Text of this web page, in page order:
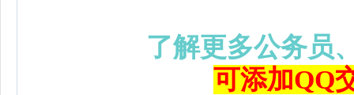
了解更多公务员
可添加QQ